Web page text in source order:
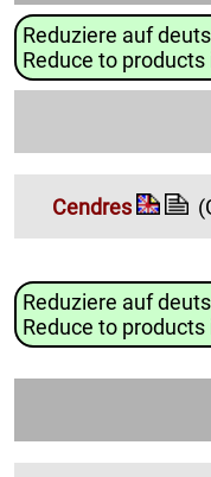
Reduziere auf
Reduce to
Cendres
Reduziere auf
Reduce to